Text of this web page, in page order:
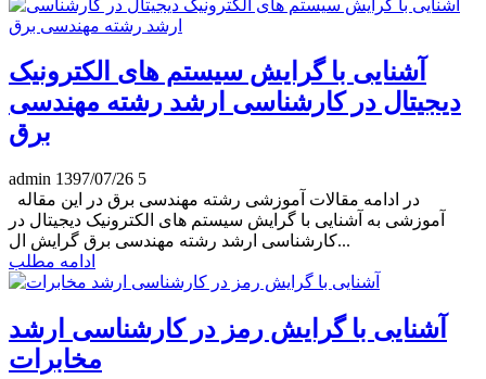
آشنایی با گرایش سیستم های الکترونیک
دیجیتال در کارشناسی ارشد رشته مهندسی
برق
admin 1397/07/26 5
آموزشی به آشنایی با گرایش سیستم های الکترونیک دیجیتال در
کارشناسی ارشد رشته مهندسی برق گرایش ال...
ادامه مطلب
آشنایی با گرایش رمز در کارشناسی ارشد
مخابرات